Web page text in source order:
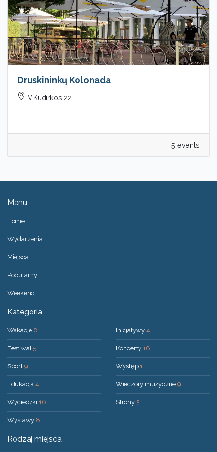
Druskininkų Kolonada
V.Kudirkos 22
5 events
Menu
Home
Wydarzenia
Miejsca
Popularny
Weekend
Kategoria
Wakacje 8
Festiwal 5
Sport 9
Edukacja 4
Wycieczki 16
Wystawy 8
Inicjatywy 4
Koncerty 18
Występ 1
Wieczory muzyczne 9
Strony 5
Rodzaj miejsca